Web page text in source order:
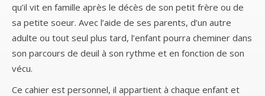
qu’il vit en famille après le décès de son petit frère ou de
sa petite soeur. Avec l’aide de ses parents, d’un autre
adulte ou tout seul plus tard, l’enfant pourra cheminer dans
son parcours de deuil à son rythme et en fonction de son
vécu.
Ce cahier est personnel, il appartient à chaque enfant et